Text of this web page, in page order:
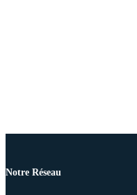
Notre Réseau